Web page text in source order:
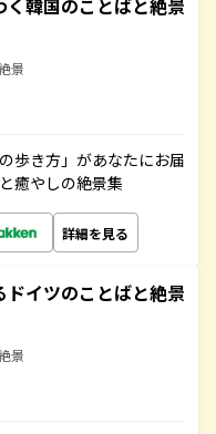
韓国のことばと絶景
景
歩き方」があなたにお届
癒やしの絶景集
詳細を見る
ドイツのことばと絶景
景